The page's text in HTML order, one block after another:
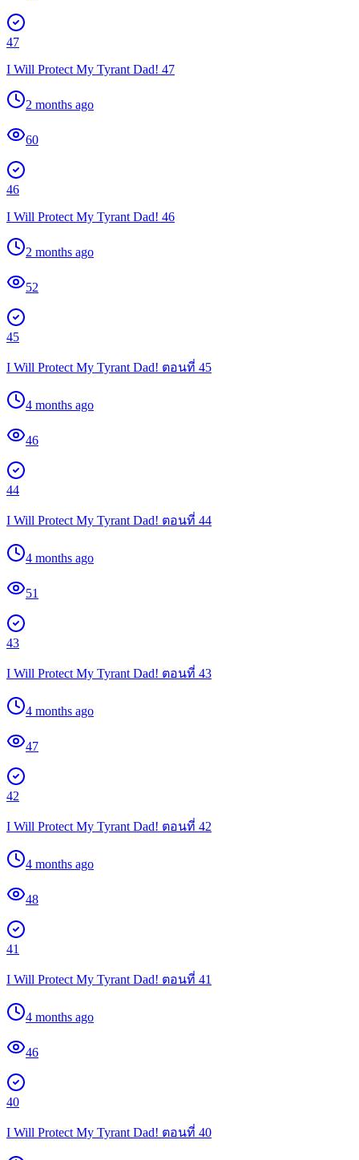
47
I Will Protect My Tyrant Dad! 47
2 months ago
60
46
I Will Protect My Tyrant Dad! 46
2 months ago
52
45
I Will Protect My Tyrant Dad! ตอนที่ 45
4 months ago
46
44
I Will Protect My Tyrant Dad! ตอนที่ 44
4 months ago
51
43
I Will Protect My Tyrant Dad! ตอนที่ 43
4 months ago
47
42
I Will Protect My Tyrant Dad! ตอนที่ 42
4 months ago
48
41
I Will Protect My Tyrant Dad! ตอนที่ 41
4 months ago
46
40
I Will Protect My Tyrant Dad! ตอนที่ 40